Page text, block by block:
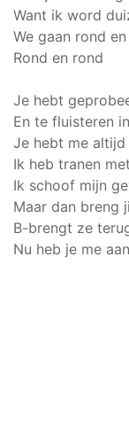
Want ik word
We gaan rond
Rond en rond
Je hebt
En te fluisteren
Je hebt me
Ik heb tranen
Ik schoof mijn
Maar dan breng
B-brengt ze
Nu heb je me